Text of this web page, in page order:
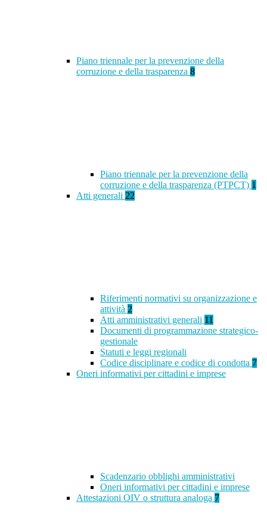
Piano triennale per la prevenzione della
corruzione e della trasparenza 8
Piano triennale per la prevenzione della
corruzione e della trasparenza (PTPCT) 1
Atti generali 22
Riferimenti normativi su organizzazione e
attività 2
Atti amministrativi generali 11
Documenti di programmazione strategico-
gestionale
Statuti e leggi regionali
Codice disciplinare e codice di condotta 7
Oneri informativi per cittadini e imprese
Scadenzario obblighi amministrativi
Oneri informativi per cittadini e imprese
Attestazioni OIV o struttura analoga 7